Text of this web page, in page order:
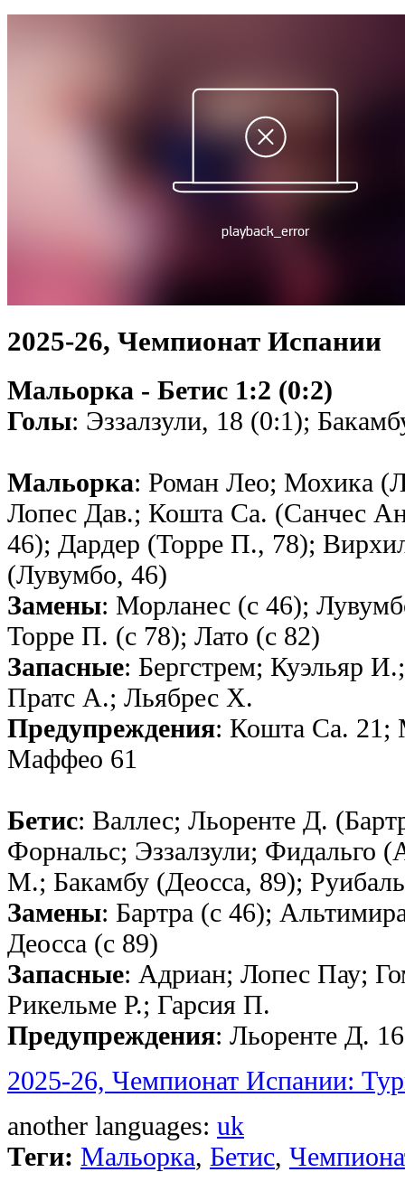
2025-26, Чемпионат Испании
Мальорка - Бетис 1:2 (0:2)
Голы: Эззалзули, 18 (0:1);
Мальорка: Роман Лео; Мохика
Лопес Дав.; Кошта Са. (Санчес
46); Дардер (Торре П., 78);
(Лувумбо, 46)
Замены: Морланес (с 46);
Торре П. (с 78); Лато (с 82)
Запасные: Бергстрем; Куэльяр
Пратс А.; Льябрес Х.
Предупреждения: Кошта Са. 21;
Маффео 61
Бетис: Валлес; Льоренте Д.
Форнальс; Эззалзули; Фидальго
М.; Бакамбу (Деосса, 89);
Замены: Бартра (с 46);
Деосса (с 89)
Запасные: Адриан; Лопес Пау;
Рикельме Р.; Гарсия П.
Предупреждения: Льоренте Д.
2025-26, Чемпионат Испании:
another languages: uk
Теги: Мальорка, Бетис,